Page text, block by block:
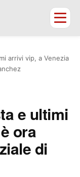
arrivi vip, a Venezia
e ultimi
ora
di